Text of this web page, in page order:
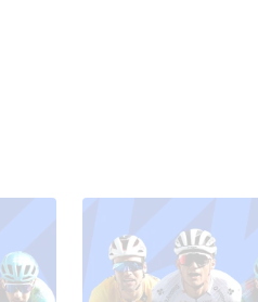
EndikaPeioLutxo